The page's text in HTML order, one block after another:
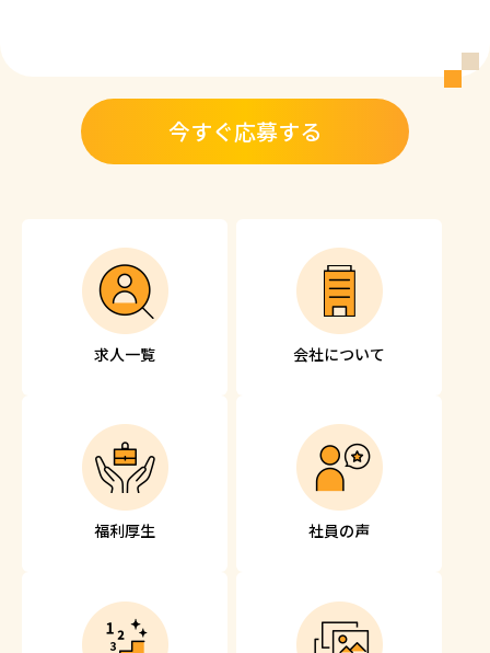
今すぐ応募する
求人一覧 会社について
福利厚生 社員の声